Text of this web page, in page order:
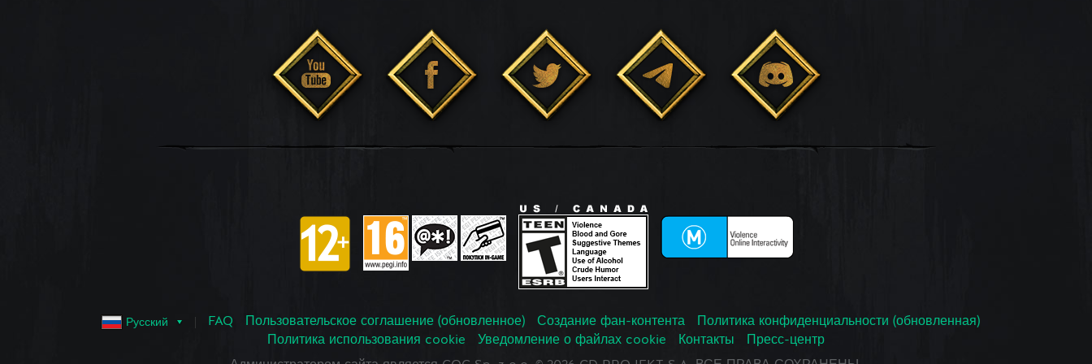
Русский FAQ Пользовательское соглашение (обновленное) Создание фан-контента
Политика конфиденциальности (обновленная)
Политика использования cookie
Уведомление о файлах cookie Контакты
Пресс-центр